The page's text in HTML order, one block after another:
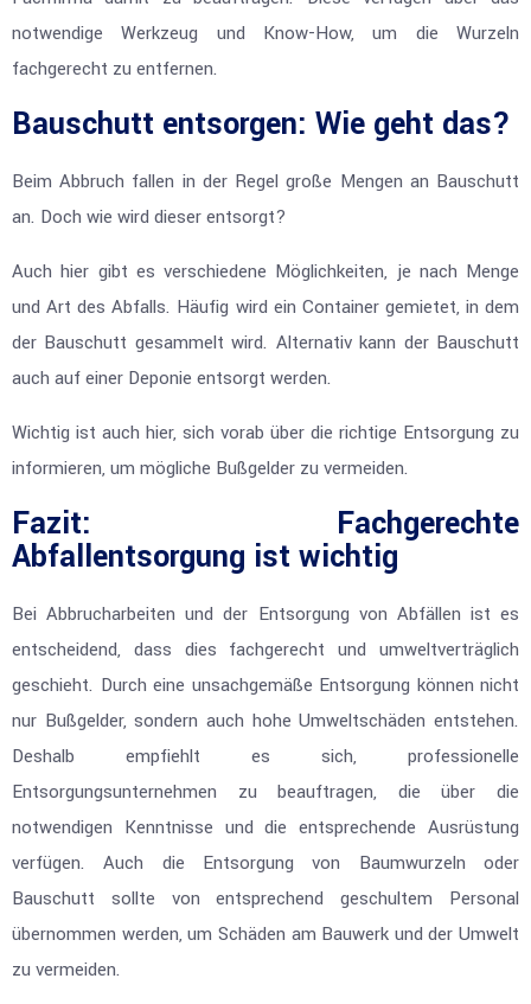
notwendige Werkzeug und Know-How, um die Wurzeln
fachgerecht zu entfernen.
Bauschutt entsorgen: Wie geht das?
Beim Abbruch fallen in der Regel große Mengen an Bauschutt
an. Doch wie wird dieser entsorgt?
Auch hier gibt es verschiedene Möglichkeiten, je nach Menge
und Art des Abfalls. Häufig wird ein Container gemietet, in dem
der Bauschutt gesammelt wird. Alternativ kann der Bauschutt
auch auf einer Deponie entsorgt werden.
Wichtig ist auch hier, sich vorab über die richtige Entsorgung zu
informieren, um mögliche Bußgelder zu vermeiden.
Fazit: Fachgerechte
Abfallentsorgung ist wichtig
Bei Abbrucharbeiten und der Entsorgung von Abfällen ist es
entscheidend, dass dies fachgerecht und umweltverträglich
geschieht. Durch eine unsachgemäße Entsorgung können nicht
nur Bußgelder, sondern auch hohe Umweltschäden entstehen.
Deshalb empfiehlt es sich, professionelle
Entsorgungsunternehmen zu beauftragen, die über die
notwendigen Kenntnisse und die entsprechende Ausrüstung
verfügen. Auch die Entsorgung von Baumwurzeln oder
Bauschutt sollte von entsprechend geschultem Personal
übernommen werden, um Schäden am Bauwerk und der Umwelt
zu vermeiden.